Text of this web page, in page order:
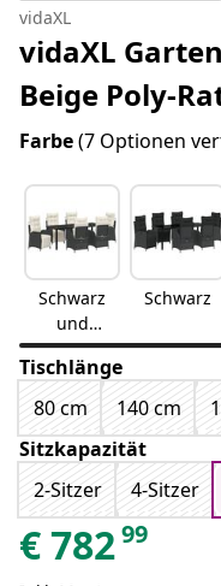
vidaXL
vidaXL
Beige Poly-
Farbe(7 Optionen
Schwarz
und
Cremewe
iß
Schwarz
Tischlänge
80 cm
140 cm
Sitzkapazität
2-Sitzer
4-Sitzer
€78299